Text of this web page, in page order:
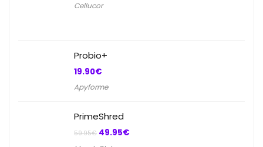
Cellucor
Probio+
19.90€
Apyforme
PrimeShred
59.95€ Le
49.95€